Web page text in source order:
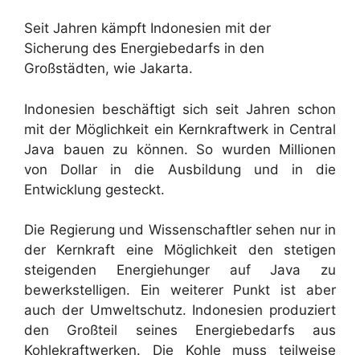
Seit Jahren kämpft Indonesien mit der
Sicherung des Energiebedarfs in den
Großstädten, wie Jakarta.
Indonesien beschäftigt sich seit Jahren schon
mit der Möglichkeit ein Kernkraftwerk in Central
Java bauen zu können. So wurden Millionen
von Dollar in die Ausbildung und in die
Entwicklung gesteckt.
Die Regierung und Wissenschaftler sehen nur in
der Kernkraft eine Möglichkeit den stetigen
steigenden Energiehunger auf Java zu
bewerkstelligen. Ein weiterer Punkt ist aber
auch der Umweltschutz. Indonesien produziert
den Großteil seines Energiebedarfs aus
Kohlekraftwerken. Die Kohle muss teilweise